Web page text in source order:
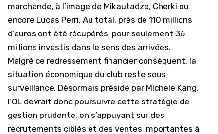
marchande, à l’image de Mikautadze, Cherki ou
encore Lucas Perri. Au total, près de 110 millions
d’euros ont été récupérés, pour seulement 36
millions investis dans le sens des arrivées.
Malgré ce redressement financier conséquent, la
situation économique du club reste sous
surveillance. Désormais présidé par Michele Kang,
l’OL devrait donc poursuivre cette stratégie de
gestion prudente, en s’appuyant sur des
recrutements ciblés et des ventes importantes à